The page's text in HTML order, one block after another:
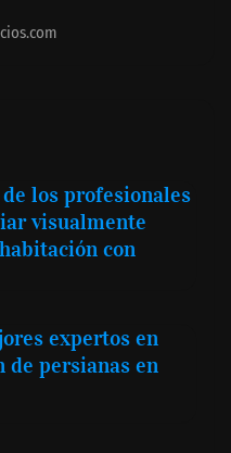
los profesionales
visualmente
con
expertos en
de persianas en